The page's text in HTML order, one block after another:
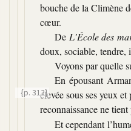
bouche de la Climène
cœur.
De L’École des
doux, sociable, tendre,
Voyons par quelle
En épousant
élevée sous ses yeux
{p. 312}
reconnaissance ne
Et cependant